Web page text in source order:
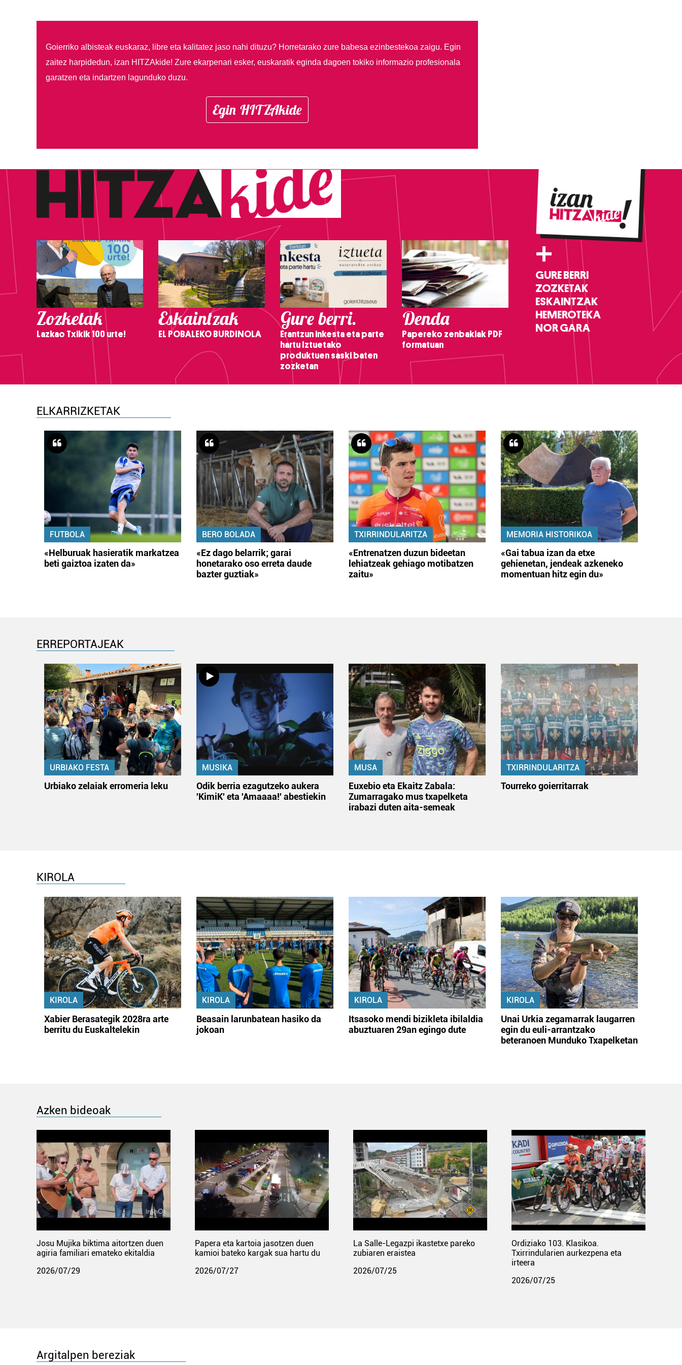
Goierriko albisteak euskaraz, libre eta kalitatez jaso nahi dituzu? Horretarako zure babesa ezinbestekoa zaigu. Egin
zaitez harpidedun, izan HITZAkide! Zure ekarpenari esker, euskaratik eginda dagoen tokiko informazio profesionala
garatzen eta indartzen lagunduko duzu.
Egin HITZAkide
Zozketak
Lazkao Txikik 100 urte!
Eskaintzak
EL POBALEKO BURDINOLA
Gure berri.
Erantzun inkesta eta parte
hartu Iztuetako
produktuen saski baten
zozketan
Denda
Papereko zenbakiak PDF
formatuan
+
GURE BERRI
ZOZKETAK
ESKAINTZAK
HEMEROTEKA
NOR GARA
ELKARRIZKETAK
FUTBOLA
«Helburuak hasieratik markatzea
beti gaiztoa izaten da»
BERO BOLADA
«Ez dago belarrik; garai
honetarako oso erreta daude
bazter guztiak»
TXIRRINDULARITZA
«Entrenatzen duzun bideetan
lehiatzeak gehiago motibatzen
zaitu»
MEMORIA HISTORIKOA
«Gai tabua izan da etxe
gehienetan, jendeak azkeneko
momentuan hitz egin du»
ERREPORTAJEAK
URBIAKO FESTA
Urbiako zelaiak erromeria leku
MUSIKA
Odik berria ezagutzeko aukera
'KimiK' eta 'Amaaaa!' abestiekin
MUSA
Euxebio eta Ekaitz Zabala:
Zumarragako mus txapelketa
irabazi duten aita-semeak
TXIRRINDULARITZA
Tourreko goierritarrak
KIROLA
KIROLA
Xabier Berasategik 2028ra arte
berritu du Euskaltelekin
KIROLA
Beasain larunbatean hasiko da
jokoan
KIROLA
Itsasoko mendi bizikleta ibilaldia
abuztuaren 29an egingo dute
KIROLA
Unai Urkia zegamarrak laugarren
egin du euli-arrantzako
beteranoen Munduko Txapelketan
Azken bideoak
Josu Mujika biktima aitortzen duen
agiria familiari emateko ekitaldia
2026/07/29
Papera eta kartoia jasotzen duen
kamioi bateko kargak sua hartu du
2026/07/27
La Salle-Legazpi ikastetxe pareko
zubiaren eraistea
2026/07/25
Ordiziako 103. Klasikoa.
Txirrindularien aurkezpena eta
irteera
2026/07/25
Argitalpen bereziak